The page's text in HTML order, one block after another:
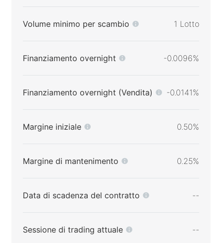
Volume minimo per scambio 1 Lotto
Finanziamento overnight -0.0096%
Finanziamento overnight (Vendita) -0.0141%
Margine iniziale 0.50%
Margine di mantenimento 0.25%
Data di scadenza del contratto --
Sessione di trading attuale --